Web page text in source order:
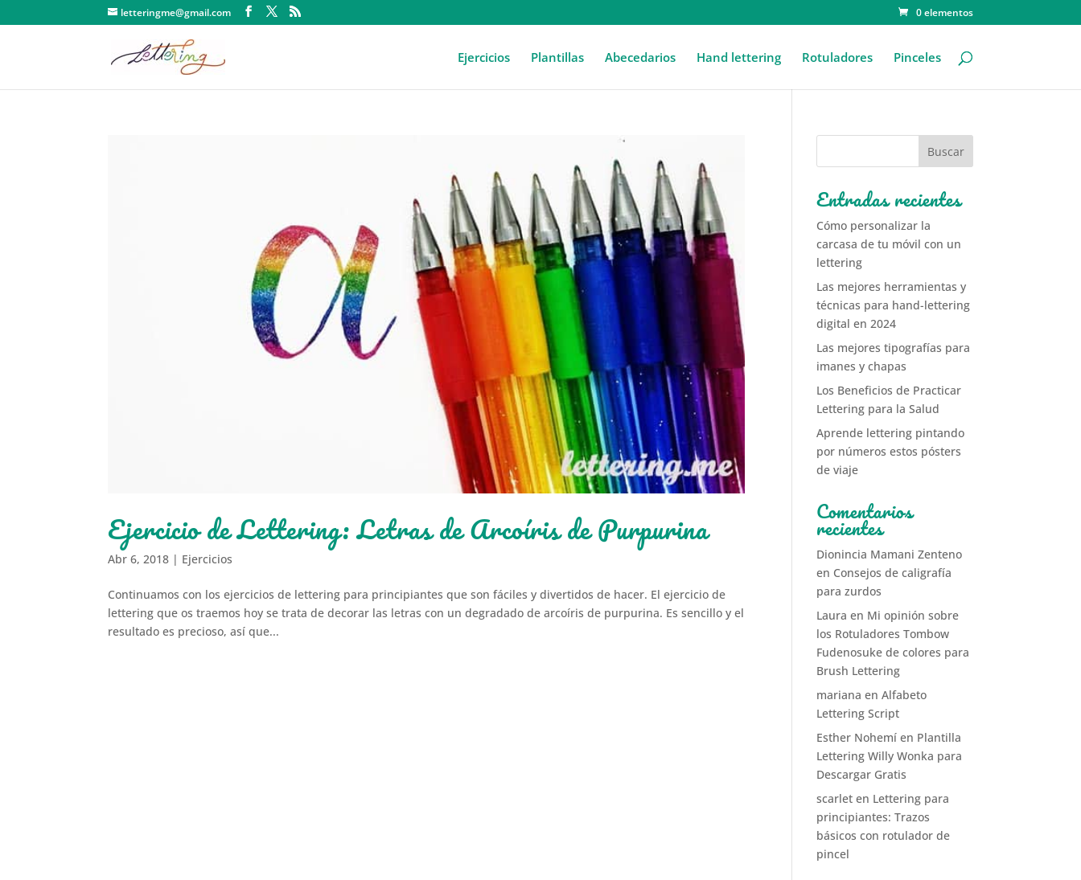
letteringme@gmail.com 0 elementos
Ejercicios Plantillas Abecedarios Hand lettering Rotuladores Pinceles
Ejercicio de Lettering: Letras de Arcoíris de Purpurina
Abr 6, 2018 | Ejercicios
Continuamos con los ejercicios de lettering para principiantes que son fáciles y divertidos de hacer. El ejercicio de
lettering que os traemos hoy se trata de decorar las letras con un degradado de arcoíris de purpurina. Es sencillo y el
resultado es precioso, así que...
Entradas recientes
Cómo personalizar la
carcasa de tu móvil con un
lettering
Las mejores herramientas y
técnicas para hand-lettering
digital en 2024
Las mejores tipografías para
imanes y chapas
Los Beneficios de Practicar
Lettering para la Salud
Aprende lettering pintando
por números estos pósters
de viaje
Comentarios
recientes
Dionincia Mamani Zenteno
en Consejos de caligrafía
para zurdos
Laura en Mi opinión sobre
los Rotuladores Tombow
Fudenosuke de colores para
Brush Lettering
mariana enAlfabeto
Lettering Script
Esther Nohemí en Plantilla
Lettering Willy Wonka para
Descargar Gratis
scarlet en Lettering para
principiantes: Trazos
básicos con rotulador de
pincel